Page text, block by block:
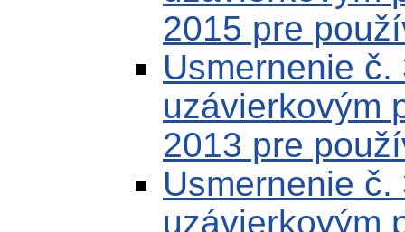
2015 pre
Usmernenie
uzávierkovým
2013 pre
Usmernenie
uzávierkovým